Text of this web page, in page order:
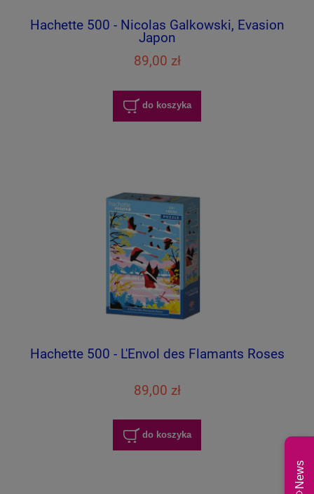
Hachette 500 - Nicolas Galkowski, Evasion
Japon
89,00 zł
do koszyka
Hachette 500 - L'Envol des Flamants Roses
89,00 zł
do koszyka
News